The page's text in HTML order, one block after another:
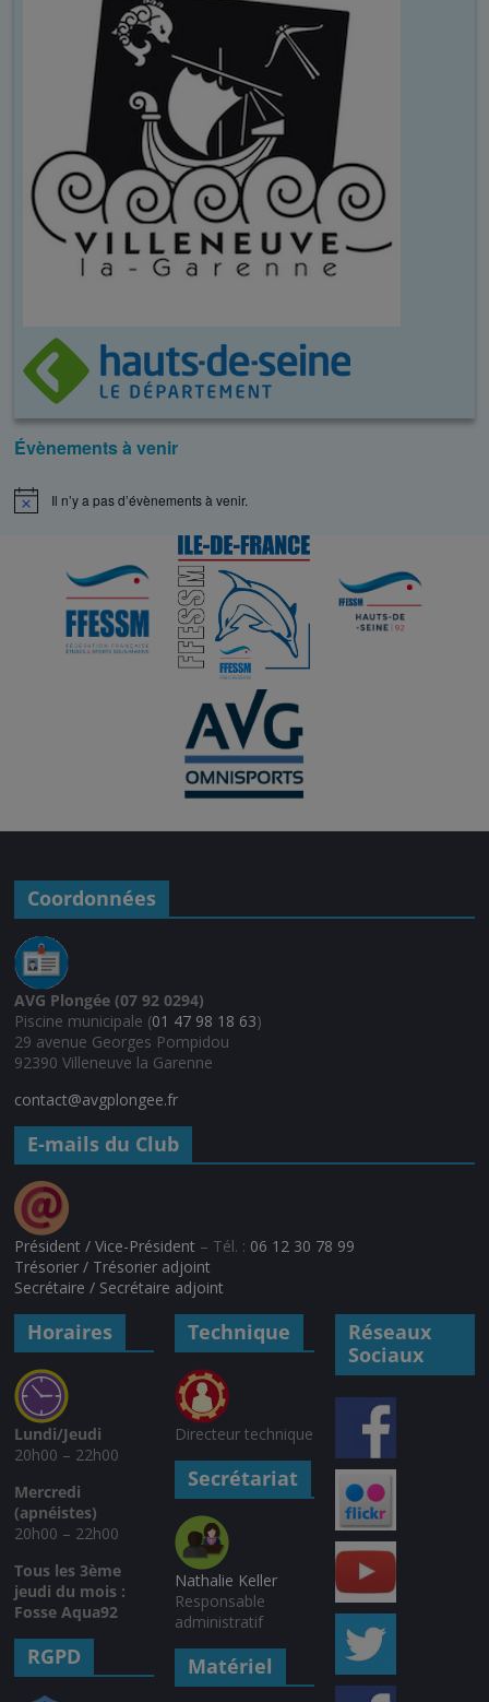
Évènements à venir
N
Il n’y a pas d’évènements à venir.
Coordonnées
AVG Plongée (07 92 0294)
Piscine municipale (01 47 98 18 63)
29 avenue Georges Pompidou
92390 Villeneuve la Garenne
contact@avgplongee.fr
E-mails du Club
Président / Vice-Président – Tél. : 06 12 30 78 99
Trésorier / Trésorier adjoint
Secrétaire / Secrétaire adjoint
Horaires
Lundi/Jeudi
20h00 – 22h00
Mercredi
(apnéistes)
20h00 – 22h00
Tous les 3ème
jeudi du mois :
Fosse Aqua92
RGPD
Technique
Directeur technique
Secrétariat
Nathalie Keller
Responsable
administratif
Matériel
Réseaux
Sociaux